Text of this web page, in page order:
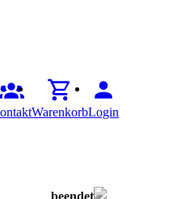
WarenkorbLogin